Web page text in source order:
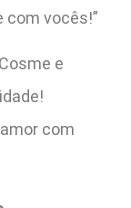
vocês!”
e
com